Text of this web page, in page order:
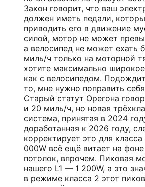
Закон говорит, что ваш
должен иметь педали,
приводить его в движение
силой, мотор не может
а велосипед не может ехать
миль/ч только на моторной
хотите максимально
как с велосипедом.
то, мне нужно поправить
Старый статут Орегона
и 20 миль/ч, но новая
система, принятая в 2024
доработанная к 2026 году,
корректирует это для
000W всё ещё витает на
потолок, впрочем. Пиковая
нашего L1 — 1 200W, а это
в режиме класса 2 этот